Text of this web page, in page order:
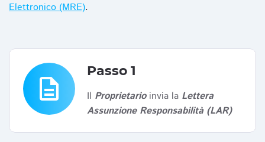
Elettronico (MRE).
description
Passo 1
Il Proprietarioinvia la Lettera
Assunzione Responsabilità (LAR)